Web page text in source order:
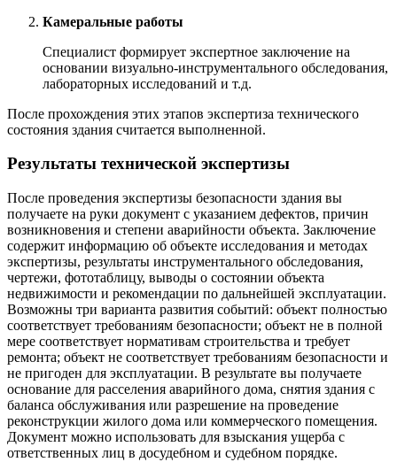
Камеральные работы
Специалист формирует экспертное заключение на
основании визуально-инструментального обследования,
лабораторных исследований и т.д.
После прохождения этих этапов экспертиза технического
состояния здания считается выполненной.
Результаты технической экспертизы
После проведения экспертизы безопасности здания вы
получаете на руки документ с указанием дефектов, причин
возникновения и степени аварийности объекта. Заключение
содержит информацию об объекте исследования и методах
экспертизы, результаты инструментального обследования,
чертежи, фототаблицу, выводы о состоянии объекта
недвижимости и рекомендации по дальнейшей эксплуатации.
Возможны три варианта развития событий: объект полностью
соответствует требованиям безопасности; объект не в полной
мере соответствует нормативам строительства и требует
ремонта; объект не соответствует требованиям безопасности и
не пригоден для эксплуатации. В результате вы получаете
основание для расселения аварийного дома, снятия здания с
баланса обслуживания или разрешение на проведение
реконструкции жилого дома или коммерческого помещения.
Документ можно использовать для взыскания ущерба с
ответственных лиц в досудебном и судебном порядке.